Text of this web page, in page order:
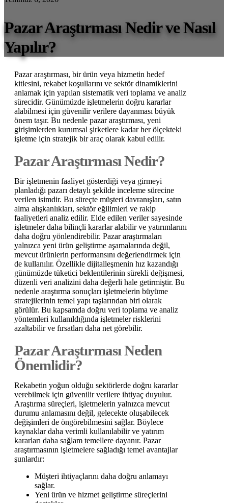
Pazar Araştırması Nedir ve Nasıl
Yapılır?
Pazar araştırması, bir ürün veya hizmetin hedef
kitlesini, rekabet koşullarını ve sektör dinamiklerini
anlamak için yapılan sistematik veri toplama ve analiz
sürecidir. Günümüzde işletmelerin doğru kararlar
alabilmesi için güvenilir verilere dayanması büyük
önem taşır. Bu nedenle pazar araştırması, yeni
girişimlerden kurumsal şirketlere kadar her ölçekteki
işletme için stratejik bir araç olarak kabul edilir.
Pazar Araştırması Nedir?
Bir işletmenin faaliyet gösterdiği veya girmeyi
planladığı pazarı detaylı şekilde inceleme sürecine
verilen isimdir. Bu süreçte müşteri davranışları, satın
alma alışkanlıkları, sektör eğilimleri ve rakip
faaliyetleri analiz edilir. Elde edilen veriler sayesinde
işletmeler daha bilinçli kararlar alabilir ve yatırımlarını
daha doğru yönlendirebilir. Pazar araştırmaları
yalnızca yeni ürün geliştirme aşamalarında değil,
mevcut ürünlerin performansını değerlendirmek için
de kullanılır. Özellikle dijitalleşmenin hız kazandığı
günümüzde tüketici beklentilerinin sürekli değişmesi,
düzenli veri analizini daha değerli hale getirmiştir. Bu
nedenle araştırma sonuçları işletmelerin büyüme
stratejilerinin temel yapı taşlarından biri olarak
görülür. Bu kapsamda doğru veri toplama ve analiz
yöntemleri kullanıldığında işletmeler risklerini
azaltabilir ve fırsatları daha net görebilir.
Pazar Araştırması Neden
Önemlidir?
Rekabetin yoğun olduğu sektörlerde doğru kararlar
verebilmek için güvenilir verilere ihtiyaç duyulur.
Araştırma süreçleri, işletmelerin yalnızca mevcut
durumu anlamasını değil, gelecekte oluşabilecek
değişimleri de öngörebilmesini sağlar. Böylece
kaynaklar daha verimli kullanılabilir ve yatırım
kararları daha sağlam temellere dayanır. Pazar
araştırmasının işletmelere sağladığı temel avantajlar
şunlardır:
Müşteri ihtiyaçlarını daha doğru anlamayı
sağlar.
Yeni ürün ve hizmet geliştirme süreçlerini